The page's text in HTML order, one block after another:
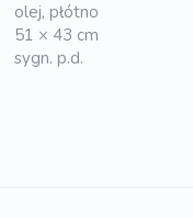
olej, płótno
51 × 43 cm
sygn. p.d.